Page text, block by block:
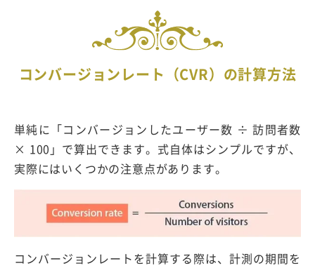
コンバージョンレート（CVR）の計算方法
単純に「コンバージョンしたユーザー数 ÷ 訪問者数
× 100」で算出できます。式自体はシンプルですが、
実際にはいくつかの注意点があります。
コンバージョンレートを計算する際は、計測の期間を